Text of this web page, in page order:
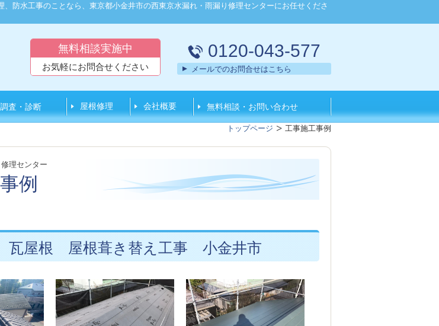
防水工事のことなら、東京都小金井市の西東京水漏れ・雨漏り修理センターにお任せくださ
無料相談実施中
お気軽にお問合せください
0120-043-577
メールでのお問合せはこちら
査・診断 屋根修理 会社概要 無料相談・お問い合わせ
トップページ 工事施工事例
理センター
例
瓦屋根 屋根葺き替え工事 小金井市